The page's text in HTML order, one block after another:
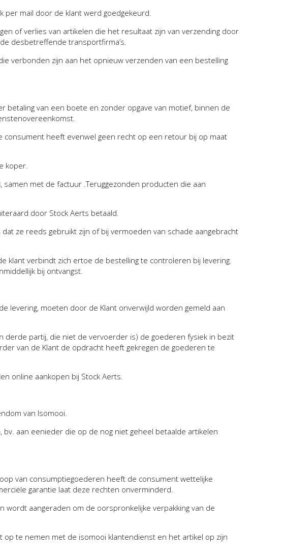
per mail door de klant werd goedgekeurd.
of verlies van artikelen die het resultaat zijn van verzending door
desbetreffende transportfirma’s.
verbonden zijn aan het opnieuw verzenden van een bestelling
van een boete en zonder opgave van motief, binnen de
heeft evenwel geen recht op een retour bij op maat
koper.
met de factuur .Teruggezonden producten die aan
door Stock Aerts betaald.
ze reeds gebruikt zijn of bij vermoeden van schade aangebracht
klant verbindt zich ertoe de bestelling te controleren bij levering.
bij ontvangst.
levering, moeten door de Klant onverwijld worden gemeld aan
derde partij, die niet de vervoerder is) de goederen fysiek in bezit
van de Klant de opdracht heeft gekregen de goederen te
online aankopen bij Stock Aerts.
van Isomooi.
aan eenieder die op de nog niet geheel betaalde artikelen
van consumptiegoederen heeft de consument wettelijke
garantie laat deze rechten onverminderd.
aangeraden om de oorspronkelijke verpakking van de
op te nemen met de isomooi klantendienst en het artikel op zijn